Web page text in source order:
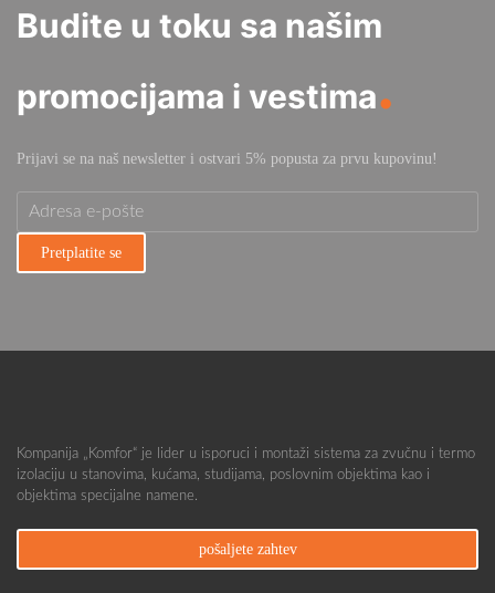
Budite u toku sa našim
promocijama i vestima.
Prijavi se na naš newsletter i ostvari 5% popusta za prvu kupovinu!
Pretplatite se
Kompanija „Komfor“ je lider u isporuci i montaži sistema za zvučnu i termo
izolaciju u stanovima, kućama, studijama, poslovnim objektima kao i
objektima specijalne namene.
pošaljete zahtev